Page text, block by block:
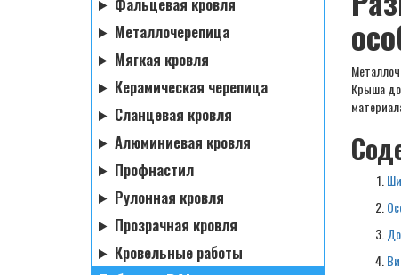
Металлочерепица
Мягкая кровля
Керамическая черепица
Сланцевая кровля
Алюминиевая кровля
Профнастил
Рулонная кровля
Прозрачная кровля
Кровельные работы
Крыша